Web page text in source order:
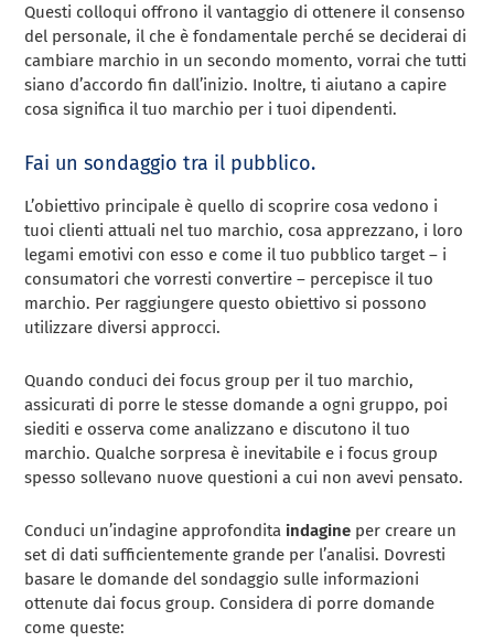
Questi colloqui offrono il vantaggio di ottenere il consenso
del personale, il che è fondamentale perché se deciderai di
cambiare marchio in un secondo momento, vorrai che tutti
siano d’accordo fin dall’inizio. Inoltre, ti aiutano a capire
cosa significa il tuo marchio per i tuoi dipendenti.
Fai un sondaggio tra il pubblico.
L’obiettivo principale è quello di scoprire cosa vedono i
tuoi clienti attuali nel tuo marchio, cosa apprezzano, i loro
legami emotivi con esso e come il tuo pubblico target – i
consumatori che vorresti convertire – percepisce il tuo
marchio. Per raggiungere questo obiettivo si possono
utilizzare diversi approcci.
Quando conduci dei focus group per il tuo marchio,
assicurati di porre le stesse domande a ogni gruppo, poi
siediti e osserva come analizzano e discutono il tuo
marchio. Qualche sorpresa è inevitabile e i focus group
spesso sollevano nuove questioni a cui non avevi pensato.
Conduci un’indagine approfondita indagine per creare un
set di dati sufficientemente grande per l’analisi. Dovresti
basare le domande del sondaggio sulle informazioni
ottenute dai focus group. Considera di porre domande
come queste: